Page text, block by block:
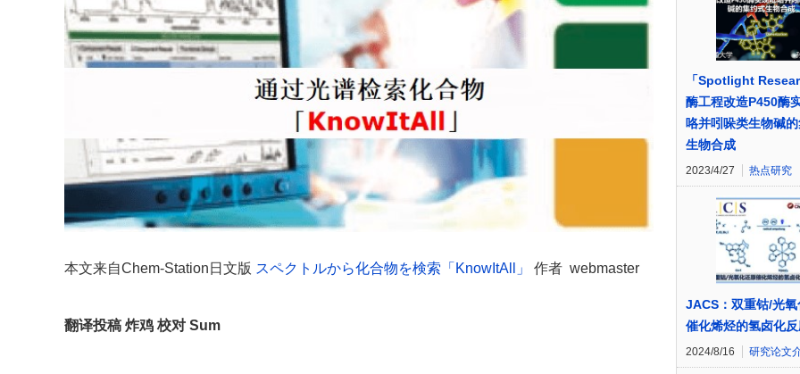
本文来自Chem-Station日文版 スペクトルから化合物を検索「KnowItAll」 作者 webmaster
翻译投稿 炸鸡 校对 Sum
「Spotlight
酶工程改造P450酶
咯并吲哚类生物碱
生物合成
2023/4/27 热点研究
JACS：双重钴/光氧
催化烯烃的氢卤化
2024/8/16 研究论文